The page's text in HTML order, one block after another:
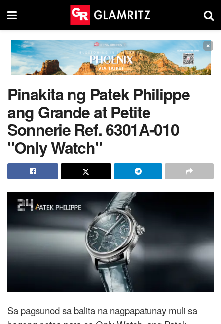
×
Pinakita ng Patek Philippe
ang Grande at Petite
Sonnerie Ref. 6301A-010
"Only Watch"
Sa pagsunod sa balita na nagpapatunay muli sa